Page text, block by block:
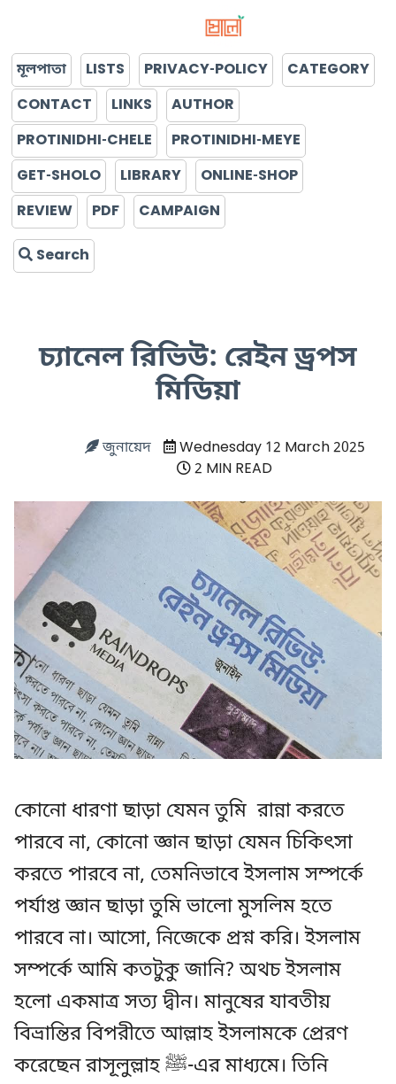
মূলপাতা LISTS PRIVACY-POLICY
CATEGORY
CONTACT
LINKS
AUTHOR
PROTINIDHI-CHELE
PROTINIDHI-MEYE
GET-SHOLO
LIBRARY
ONLINE-SHOP
REVIEW
PDF CAMPAIGN
Search
চ্যানেল রিভিউ: রেইন ড্রপস
মিডিয়া
জুনায়েদ
Wednesday 12 March 2025
2 MIN READ
কোনো ধারণা ছাড়া যেমন তুমি রান্না করতে
পারবে না, কোনো জ্ঞান ছাড়া যেমন চিকিৎসা
করতে পারবে না, তেমনিভাবে ইসলাম সম্পর্কে
পর্যাপ্ত জ্ঞান ছাড়া তুমি ভালো মুসলিম হতে
পারবে না। আসো, নিজেকে প্রশ্ন করি। ইসলাম
সম্পর্কে আমি কতটুকু জানি? অথচ ইসলাম
হলো একমাত্র সত্য দ্বীন। মানুষের যাবতীয়
বিভ্রান্তির বিপরীতে আল্লাহ ইসলামকে প্রেরণ
করেছেন রাসূলুল্লাহ ﷺ-এর মাধ্যমে। তিনি